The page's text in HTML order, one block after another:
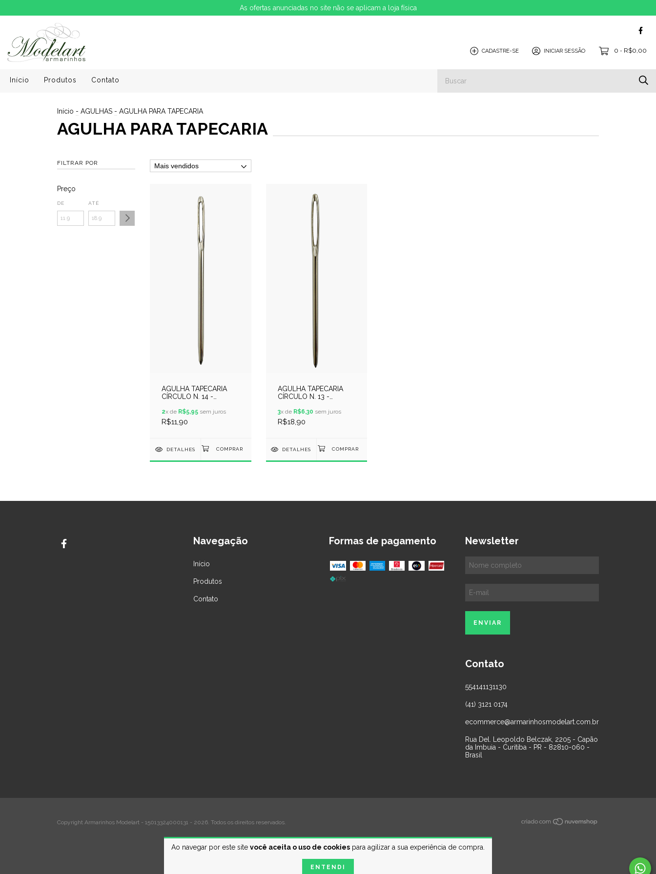
As ofertas anunciadas no site não se aplicam a loja física
CADASTRE-SE INICIAR SESSÃO 0 - R$0,00
Início Produtos Contato
Ao navegar por este site você aceita o uso de cookies para agilizar a sua experiência de compra.
ENTENDI
Início - AGULHAS - AGULHA PARA TAPECARIA
AGULHA PARA TAPECARIA
FILTRAR POR
Preço
DE ATÉ
AGULHA TAPECARIA
CÍRCULO N. 14 -
UNIDADES
2x de R$5,95 sem juros
R$11,90
DETALHES
AGULHA TAPECARIA
CÍRCULO N. 13 -
UNIDADES
3x de R$6,30 sem juros
R$18,90
DETALHES
Navegação
Início
Produtos
Contato
Formas de pagamento Newsletter
Contato
554141131130
(41) 3121 0174
ecommerce@armarinhosmodelart.com.br
Rua Del. Leopoldo Belczak, 2205 - Capão
da Imbuia - Curitiba - PR - 82810-060 -
Brasil
Copyright Armarinhos Modelart - 15013324000131 - 2026. Todos os direitos reservados.